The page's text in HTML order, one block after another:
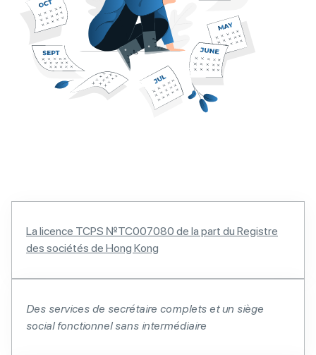
La licence TCPS №TC007080 de la part du Registre
des sociétés de Hong Kong
Des services de secrétaire complets et un siège
social fonctionnel sans intermédiaire